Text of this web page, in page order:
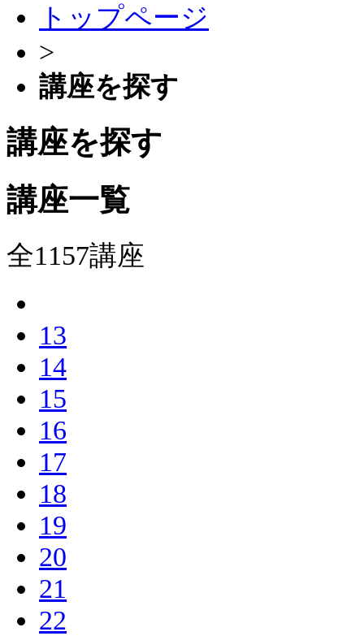
トップページ
>
講座を探す
講座を探す
講座一覧
全1157講座
13
14
15
16
17
18
19
20
21
22